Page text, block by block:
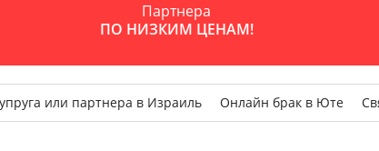
Партнера
ПО НИЗКИМ ЦЕНАМ!
или партнера в Израиль Онлайн брак в Юте